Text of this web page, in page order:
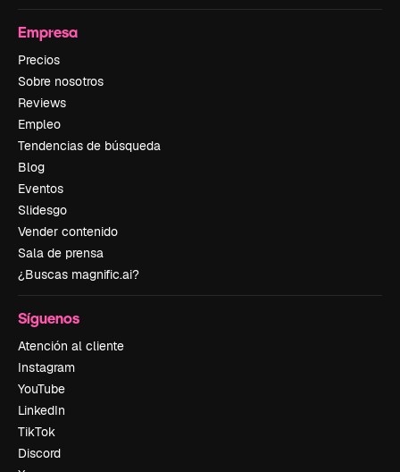
Empresa
Precios
Sobre nosotros
Reviews
Empleo
Tendencias de búsqueda
Blog
Eventos
Slidesgo
Vender contenido
Sala de prensa
¿Buscas magnific.ai?
Síguenos
Atención al cliente
Instagram
YouTube
LinkedIn
TikTok
Discord